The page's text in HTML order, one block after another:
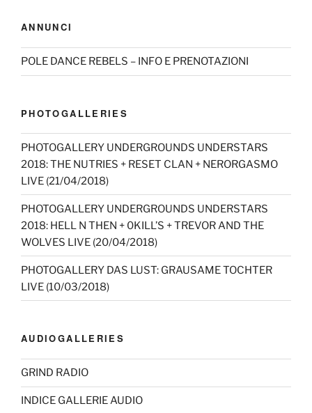
ANNUNCI
POLE DANCE REBELS – INFO E PRENOTAZIONI
PHOTOGALLERIES
PHOTOGALLERY UNDERGROUNDS UNDERSTARS
2018: THE NUTRIES + RESET CLAN + NERORGASMO
LIVE (21/04/2018)
PHOTOGALLERY UNDERGROUNDS UNDERSTARS
2018: HELL N THEN + 0KILL’S + TREVOR AND THE
WOLVES LIVE (20/04/2018)
PHOTOGALLERY DAS LUST: GRAUSAME TOCHTER
LIVE (10/03/2018)
AUDIOGALLERIES
GRIND RADIO
INDICE GALLERIE AUDIO